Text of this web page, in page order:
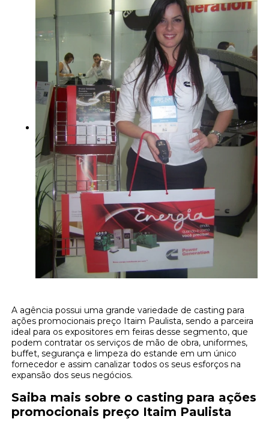
A agência possui uma grande variedade de casting para
ações promocionais preço Itaim Paulista, sendo a parceira
ideal para os expositores em feiras desse segmento, que
podem contratar os serviços de mão de obra, uniformes,
buffet, segurança e limpeza do estande em um único
fornecedor e assim canalizar todos os seus esforços na
expansão dos seus negócios.
Saiba mais sobre o casting para ações
promocionais preço Itaim Paulista